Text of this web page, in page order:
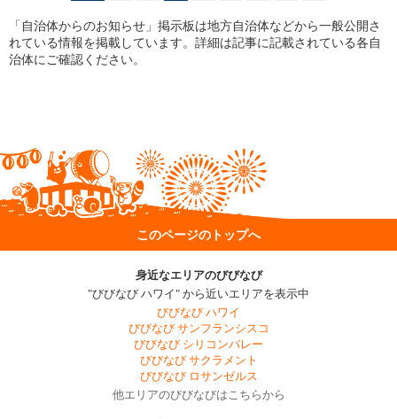
「自治体からのお知らせ」掲示板は地方自治体などから一般公開さ
れている情報を掲載しています。詳細は記事に記載されている各自
治体にご確認ください。
このページのトップへ
身近なエリアのびびなび
"びびなび ハワイ" から近いエリアを表示中
びびなび ハワイ
びびなび サンフランシスコ
びびなび シリコンバレー
びびなび サクラメント
びびなび ロサンゼルス
他エリアのびびなびはこちらから